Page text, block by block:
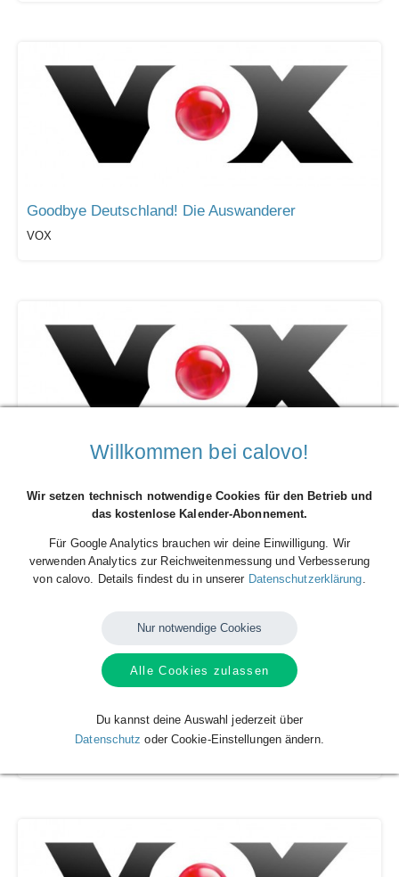
Goodbye Deutschland! Die Auswanderer
VOX
VOX
Die Beet-Brüder
Willkommen bei calovo!
Wir setzen technisch notwendige Cookies für den Betrieb und
das kostenlose Kalender-Abonnement.
Für Google Analytics brauchen wir deine Einwilligung. Wir
verwenden Analytics zur Reichweitenmessung und Verbesserung
von calovo. Details findest du in unserer Datenschutzerklärung
Nur notwendige Cookies
Alle Cookies zulassen
Du kannst deine Auswahl jederzeit über
Datenschutz oder Cookie-Einstellungen ändern.